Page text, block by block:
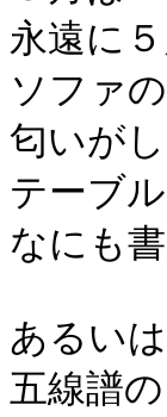
永遠に
ソファ
匂いが
テーブ
なにも
あるいは
五線譜